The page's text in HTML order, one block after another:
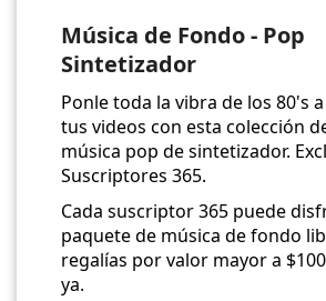
Música de Fondo - Pop
Sintetizador
Ponle toda la vibra de los 80's
tus videos con esta colección
música pop de sintetizador.
Suscriptores 365.
Cada suscriptor 365 puede
paquete de música de fondo
regalías por valor mayor a
ya.